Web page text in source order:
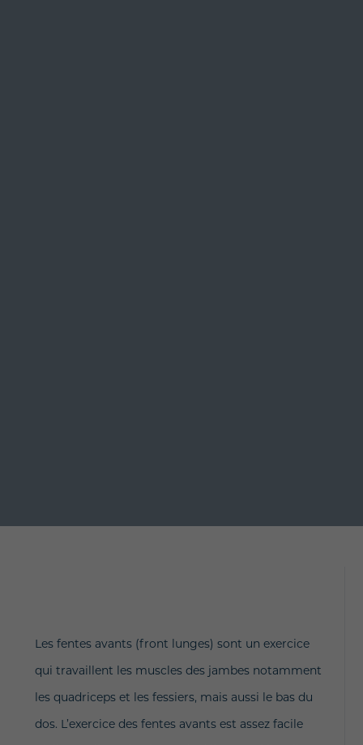
Les fentes avants (front lunges) sont un exercice
qui travaillent les muscles des jambes notamment
les quadriceps et les fessiers, mais aussi le bas du
dos. L’exercice des fentes avants est assez facile